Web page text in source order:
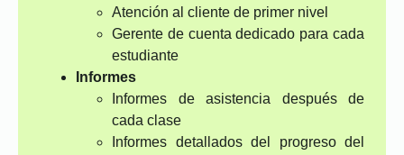
Atención al cliente de primer nivel
Gerente de cuenta dedicado para cada
estudiante
Informes
Informes de asistencia después de
cada clase
Informes detallados del progreso del